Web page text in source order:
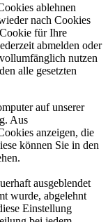
ablehnen
nach Cookies
für Ihre
abmelden oder
nutzen
alle gesetzten
auf unserer
Aus
anzeigen, die
können Sie in den
ausgeblendet
wurde, abgelehnt
Einstellung